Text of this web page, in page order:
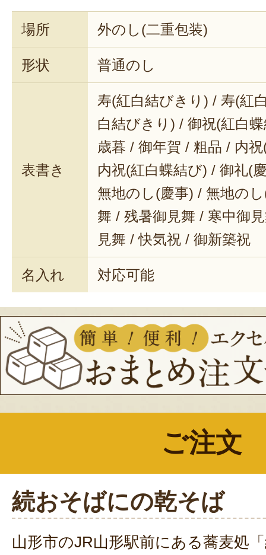
場所 外のし(二重包装)
形状 普通のし
表書き
寿(紅白結びきり) / 寿(紅
白結びきり) / 御祝(紅白
歳暮 / 御年賀 / 粗品 / 内
内祝(紅白蝶結び) / 御礼(
無地のし(慶事) / 無地の
舞 / 残暑御見舞 / 寒中御
見舞 / 快気祝 / 御新築祝
名入れ 対応可能
ご注文
続おそばにの乾そば
山形市のJR山形駅前にある蕎麦処